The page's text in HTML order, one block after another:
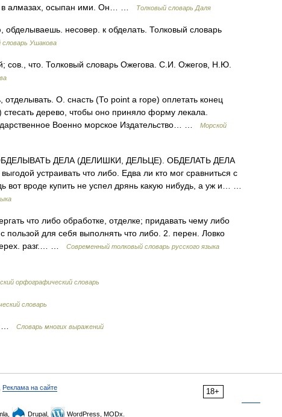
в алмазах, осыпан ими. Он… …
Толковый словарь Даля
несовер. к обделать. Толковый словарь
словарь Ушакова
что. Толковый словарь Ожегова. С.И. Ожегов, Н.Ю.
отделывать. О. снасть (То point a rope) оплетать конец
дерево, чтобы оно приняло форму лекала.
Военно морское Издательство… …
Морской
ДЕЛА (ДЕЛИШКИ, ДЕЛЬЦЕ). ОБДЕЛАТЬ ДЕЛА
устраивать что либо. Едва ли кто мог сравниться с
вроде купить не успел дрянь какую нибудь, а уж и… …
что либо обработке, отделке; придавать чему либо
пользой для себя выполнять что либо. 2. перен. Ловко
разг.… …
Современный толковый словарь русского языка
орфографический словарь
словарь
… Словарь многих выражений
18+
Реклама на сайте
Drupal, WordPress, MODx.